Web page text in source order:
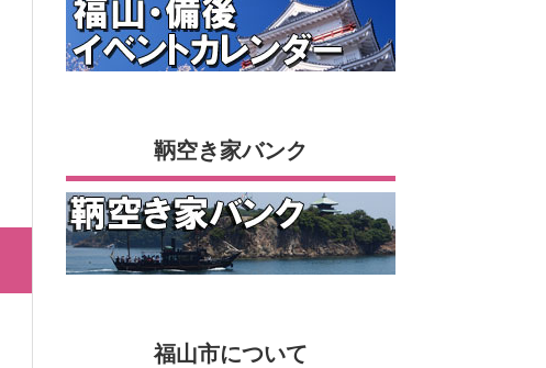
鞆空き家バンク
福山市について